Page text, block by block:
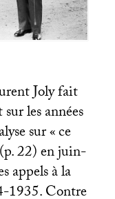
Joly fait
les années
sur «ce
22) en juin-
appels à la
1935. Contre